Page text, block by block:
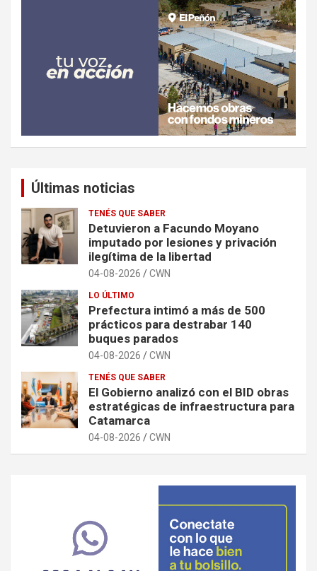
Últimas noticias
TENÉS QUE SABER
Detuvieron a Facundo Moyano
imputado por lesiones y privación
ilegítima de la libertad
04-08-2026 CWN
LO ÚLTIMO
Prefectura intimó a más de 500
prácticos para destrabar 140
buques parados
04-08-2026 CWN
TENÉS QUE SABER
El Gobierno analizó con el BID obras
estratégicas de infraestructura para
Catamarca
04-08-2026 CWN